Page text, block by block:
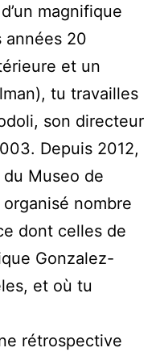
magnifique
années 20
et un
tu travailles
son directeur
Depuis 2012,
Museo de
nombre
dont celles de
Gonzalez-
et où tu
rétrospective